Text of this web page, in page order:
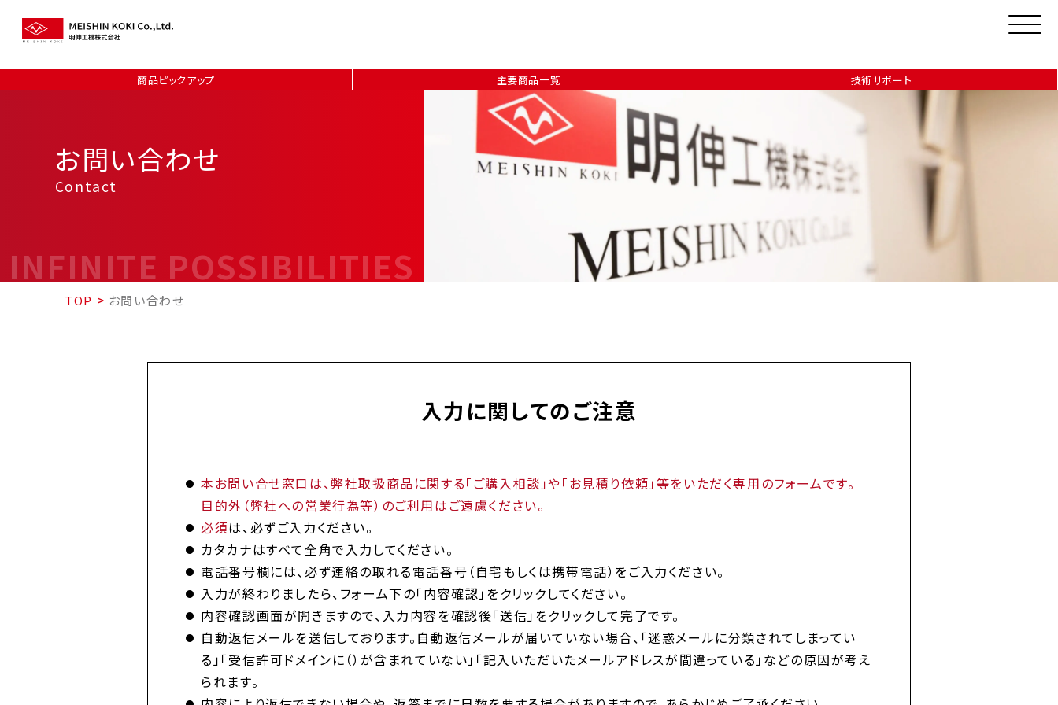
商品ピックアップ 主要商品一覧 技術サポート
お問い合わせ
Contact
INFINITE POSSIBILITIES
TOP > お問い合わせ
入力に関してのご注意
本お問い合せ窓口は、弊社取扱商品に関する「ご購入相談」や「お見積り依頼」等をいただく専用のフォームです。
目的外（弊社への営業行為等）のご利用はご遠慮ください。
必須は、必ずご入力ください。
カタカナはすべて全角で入力してください。
電話番号欄には、必ず連絡の取れる電話番号（自宅もしくは携帯電話）をご入力ください。
入力が終わりましたら、フォーム下の「内容確認」をクリックしてください。
内容確認画面が開きますので、入力内容を確認後「送信」をクリックして完了です。
自動返信メールを送信しております。自動返信メールが届いていない場合、「迷惑メールに分類されてしまってい
る」「受信許可ドメインに（）が含まれていない」「記入いただいたメールアドレスが間違っている」などの原因が考え
られます。